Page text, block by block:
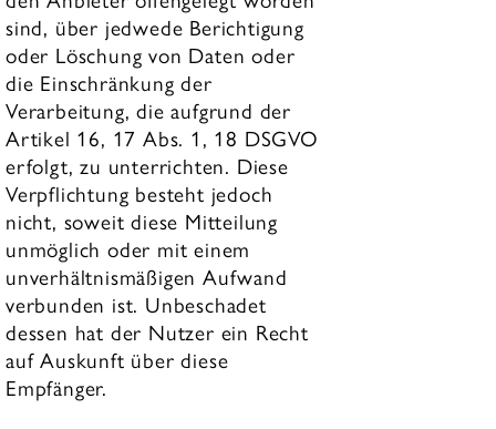
sind, über jedwede Berichtigung
oder Löschung von Daten oder
die Einschränkung der
Verarbeitung, die aufgrund der
Artikel 16, 17 Abs. 1, 18 DSGVO
erfolgt, zu unterrichten. Diese
Verpflichtung besteht jedoch
nicht, soweit diese Mitteilung
unmöglich oder mit einem
unverhältnismäßigen Aufwand
verbunden ist. Unbeschadet
dessen hat der Nutzer ein Recht
auf Auskunft über diese
Empfänger.